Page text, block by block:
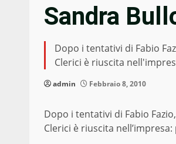
Sandra
Dopo i tentativi di Fabio
Clerici è riuscita
admin Febbraio 8, 2010
Dopo i tentativi di Fabio
Clerici è riuscita